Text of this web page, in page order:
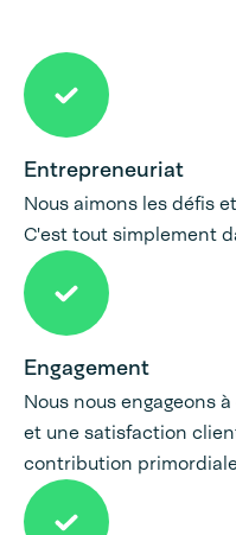
Entrepreneuriat
Nous aimons les défis
C'est tout simplement
Engagement
Nous nous engageons
et une satisfaction
contribution